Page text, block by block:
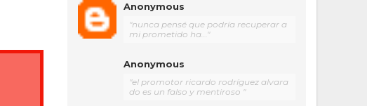
Anonymous
"nunca pensé que podría recuperar a
mi prometido ha..."
Anonymous
"el promotor ricardo rodríguez alvara
do es un falso y mentiroso "